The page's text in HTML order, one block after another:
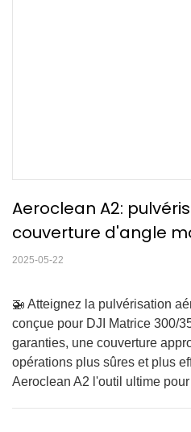
Aeroclean A2:
couverture d'angle
2025-05-22
🚁 Atteignez la pulvérisation
conçue pour DJI Matrice 300/
garanties, une couverture
opérations plus sûres et plus
Aeroclean A2 l'outil ultime